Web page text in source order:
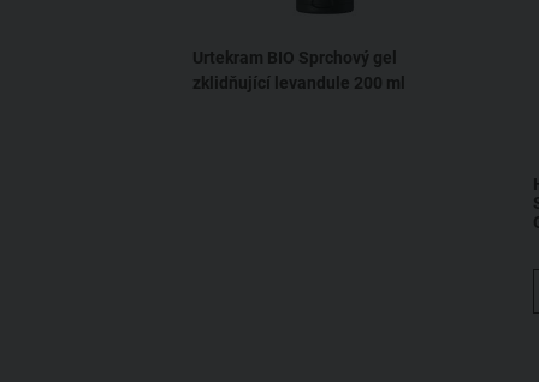
Urtekram BIO Sprchový gel
zklidňující levandule 200 ml